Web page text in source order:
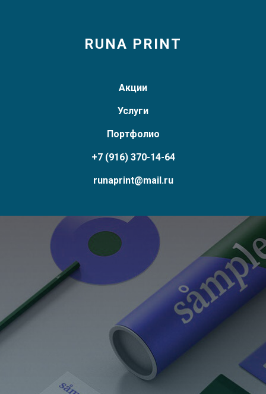
RUNA PRINT
Акции
Услуги
Портфолио
+7 (916) 370-14-64
runaprint@mail.ru